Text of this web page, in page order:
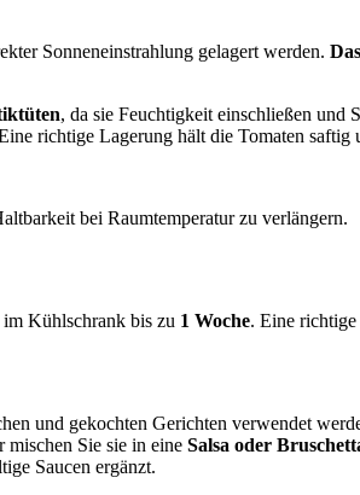
Sonneneinstrahlung gelagert werden.
, da sie Feuchtigkeit einschließen und
richtige Lagerung hält die Tomaten saftig
bei Raumtemperatur zu verlängern.
im Kühlschrank bis zu 1 Woche. Eine
und gekochten Gerichten verwendet
mischen Sie sie in eine Salsa oder
Saucen ergänzt.